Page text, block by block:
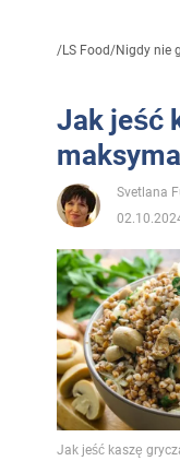
/LS Food/Nigdy nie
Jak jeść
Svetlana
Jak jeść kaszę